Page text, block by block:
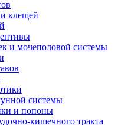
клещей
и мочеполовой системы
системы
и попоны
кишечного тракта